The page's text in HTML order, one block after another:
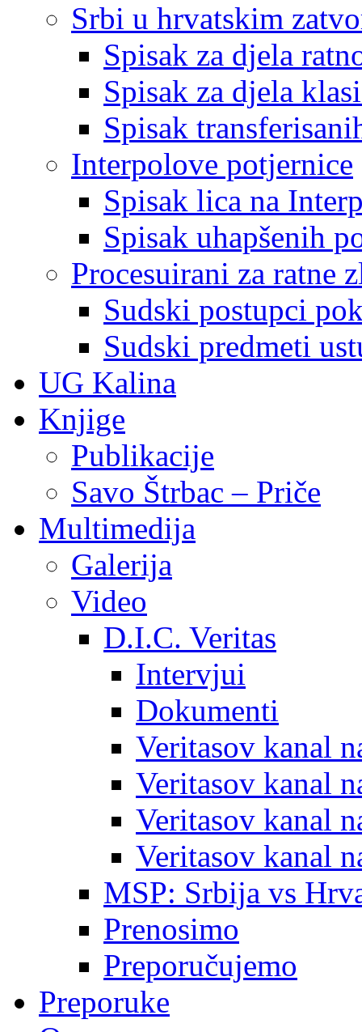
Srbi u hrvatskim
Spisak za djela
Spisak za djela
Spisak
Interpolove potjernice
Spisak lica na
Spisak uhapšenih
Procesuirani za ratne
Sudski postupci
Sudski predmeti
UG Kalina
Knjige
Publikacije
Savo Štrbac – Priče
Multimedija
Galerija
Video
D.I.C. Veritas
Intervjui
Dokumenti
Veritasov kanal
Veritasov kanal
Veritasov kanal
Veritasov kanal
MSP: Srbija vs
Prenosimo
Preporučujemo
Preporuke